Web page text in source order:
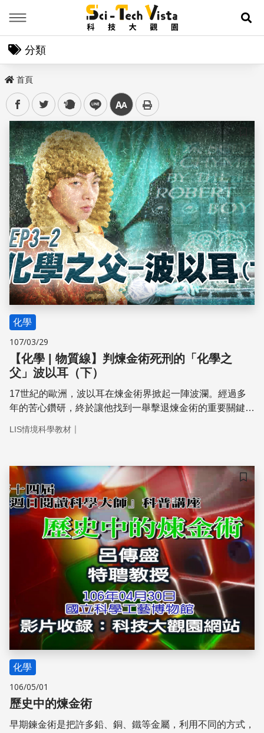
展
分類
首頁
facebooktwitter plurk line 中
儲存
化學
107/03/29
【化學 | 物質線】判煉金術死刑的「化學之
父」波以耳（下）
17世紀的歐洲，波以耳在煉金術界掀起一陣波瀾。經過多
年的苦心鑽研，終於讓他找到一舉擊退煉金術的重要關鍵！
臣服於波以耳之下呢？
LIS情境科學教材 ｜
儲存
化學
106/05/01
歷史中的煉金術
早期鍊金術是把許多鉛、銅、鐵等金屬，利用不同的方式，